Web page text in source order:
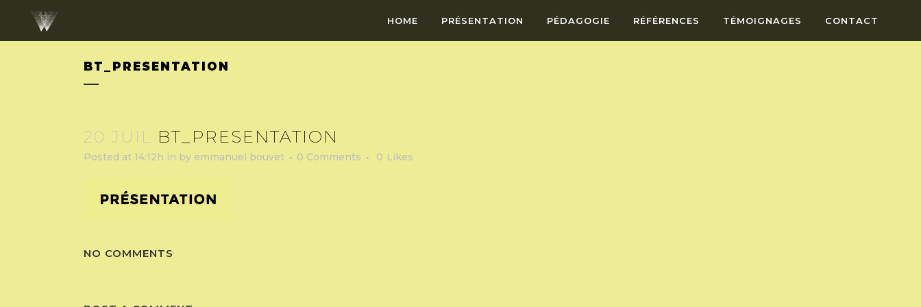
HOME PRÉSENTATION PÉDAGOGIE RÉFÉRENCES TÉMOIGNAGES CONTACT
BT_PRESENTATION
20 JUIL BT_PRESENTATION
Posted at 14:12h in by emmanuel bouvet 0 Comments 0 Likes
NO COMMENTS